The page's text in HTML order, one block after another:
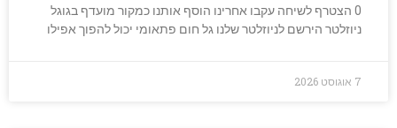
0 הצטרף לשיחה עקבו אחרינו הוסף אותנו כמקור מועדף בגוגל
ניוזלטר הירשם לניוזלטר שלנו גל חום פתאומי יכול להפוך אפילו
7 אוגוסט 2026